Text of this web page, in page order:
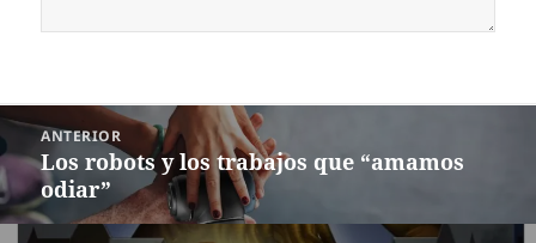
Navegación
de
entradas
ANTERIOR
Entrada
anterior:
Los robots y los trabajos que “amamos
odiar”